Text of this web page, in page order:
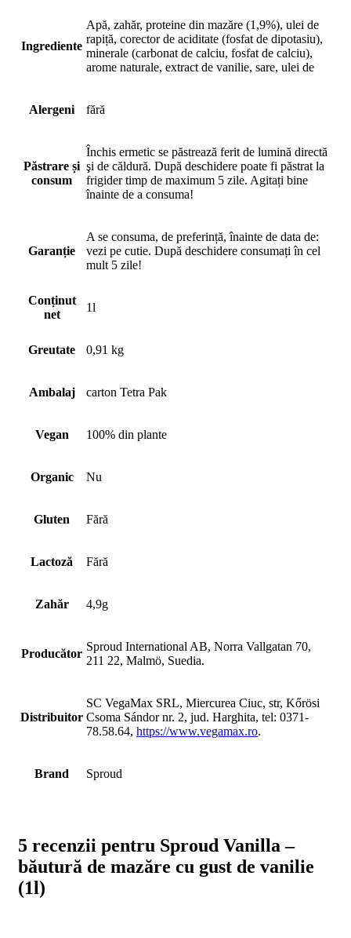
Ingrediente
Apă, zahăr, proteine din mazăre (1,9%), ulei de
rapiță, corector de aciditate (fosfat de dipotasiu),
minerale (carbonat de calciu, fosfat de calciu),
arome naturale, extract de vanilie, sare, ulei de
Alergeni fără
Păstrare și
consum
Închis ermetic se păstrează ferit de lumină directă
şi de căldură. După deschidere poate fi păstrat la
frigider timp de maximum 5 zile. Agitați bine
înainte de a consuma!
Garanție
A se consuma, de preferință, înainte de data de:
vezi pe cutie. După deschidere consumați în cel
mult 5 zile!
Conținut
net
1l
Greutate 0,91 kg
Ambalaj carton Tetra Pak
Vegan 100% din plante
Organic Nu
Gluten Fără
Lactoză Fără
Zahăr 4,9g
Producător
Sproud International AB, Norra Vallgatan 70,
211 22, Malmö, Suedia.
Distribuitor
SC VegaMax SRL, Miercurea Ciuc, str, Kőrösi
Csoma Sándor nr. 2, jud. Harghita, tel: 0371-
78.58.64, https://www.vegamax.ro.
Brand Sproud
5 recenzii pentru Sproud Vanilla –
băutură de mazăre cu gust de vanilie
(1l)